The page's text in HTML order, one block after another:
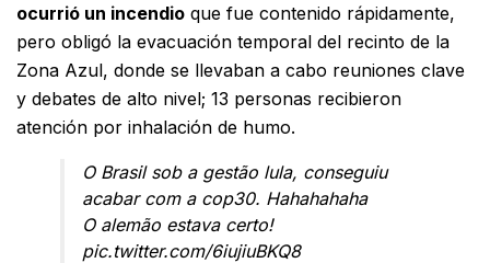
ocurrió un incendio que fue contenido rápidamente,
pero obligó la evacuación temporal del recinto de la
Zona Azul, donde se llevaban a cabo reuniones clave
y debates de alto nivel; 13 personas recibieron
atención por inhalación de humo.
O Brasil sob a gestão lula, conseguiu
acabar com a cop30. Hahahahaha
O alemão estava certo!
pic.twitter.com/6iujiuBKQ8